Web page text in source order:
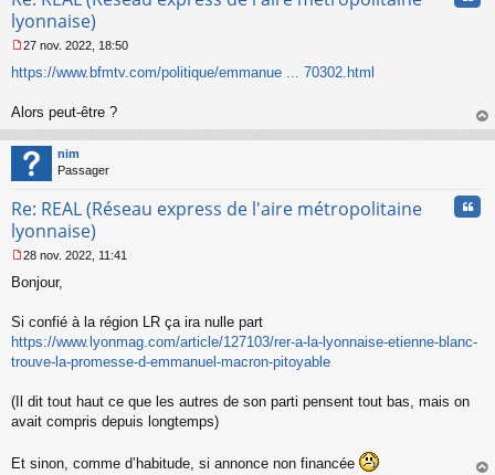
lyonnaise)
e
s
g
e
n
n
u
27 nov. 2022, 18:50
https://www.bfmtv.com/politique/emmanue ... 70302.html
Alors peut-être ?
au
nim
Passager
Re: REAL (Réseau express de l'aire métropolitaine
lyonnaise)
e
g
e
o
n
28 nov. 2022, 11:41
Bonjour,
Si confié à la région LR ça ira nulle part
https://www.lyonmag.com/article/127103/rer-a-la-lyonnaise-etienne-blanc-
trouve-la-promesse-d-emmanuel-macron-pitoyable
(Il dit tout haut ce que les autres de son parti pensent tout bas, mais on
avait compris depuis longtemps)
Et sinon, comme d’habitude, si annonce non financée